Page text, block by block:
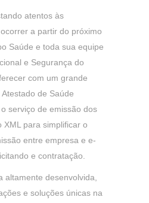
atentos às
a partir do próximo
Saúde e toda sua equipe
e Segurança do
com um grande
de Saúde
serviço de emissão dos
XML para simplificar o
entre empresa e e-
e contratação.
altamente desenvolvida,
e soluções únicas na